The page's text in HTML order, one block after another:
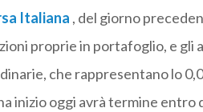
Italiana , del giorno
proprie in portafoglio, e
che rappresentano lo
inizio oggi avrà termine